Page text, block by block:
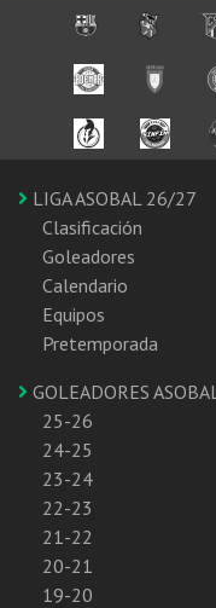
LIGA ASOBAL 26/27
Clasificación
Goleadores
Calendario
Equipos
Pretemporada
GOLEADORES ASOBAL
25-26
24-25
23-24
22-23
21-22
20-21
19-20